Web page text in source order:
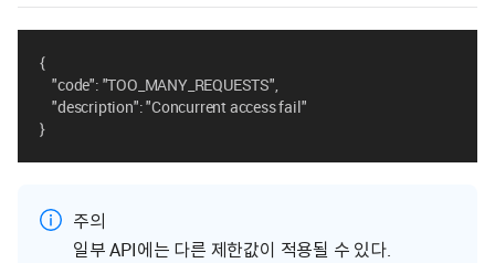
{
"code": "TOO_MANY_REQUESTS",
"description": "Concurrent access fail"
}
주의
일부 API에는 다른 제한값이 적용될 수 있다.